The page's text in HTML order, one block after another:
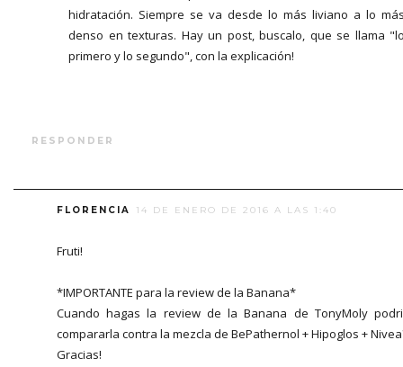
hidratación. Siempre se va desde lo más liviano a lo
denso en texturas. Hay un post, buscalo, que se llama
primero y lo segundo", con la explicación!
RESPONDER
FLORENCIA 14 DE ENERO DE 2016 A LAS 1:40
Fruti!
*IMPORTANTE para la review de la Banana*
Cuando hagas la review de la Banana de TonyMoly
compararla contra la mezcla de BePathernol + Hipoglos +
Gracias!